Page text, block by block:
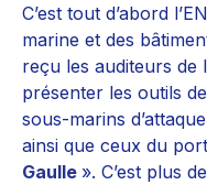
C’est tout d’abord
marine et des
reçu les auditeurs de
présenter les outils
sous-marins
ainsi que ceux du
Gaulle ». C’est plus